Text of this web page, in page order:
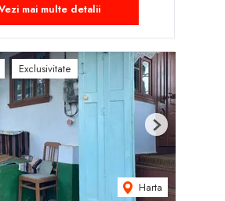
mai multe detalii
Exclusivitate
Harta
Next